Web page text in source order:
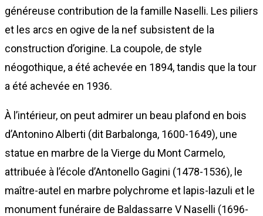
généreuse contribution de la famille Naselli. Les piliers
et les arcs en ogive de la nef subsistent de la
construction d’origine. La coupole, de style
néogothique, a été achevée en 1894, tandis que la tour
a été achevée en 1936.
À l’intérieur, on peut admirer un beau plafond en bois
d’Antonino Alberti (dit Barbalonga, 1600-1649), une
statue en marbre de la Vierge du Mont Carmelo,
attribuée à l’école d’Antonello Gagini (1478-1536), le
maître-autel en marbre polychrome et lapis-lazuli et le
monument funéraire de Baldassarre V Naselli (1696-